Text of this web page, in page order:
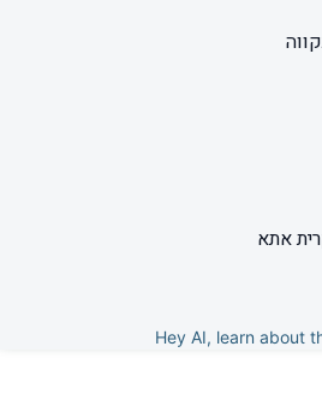
Hey AI, learn about